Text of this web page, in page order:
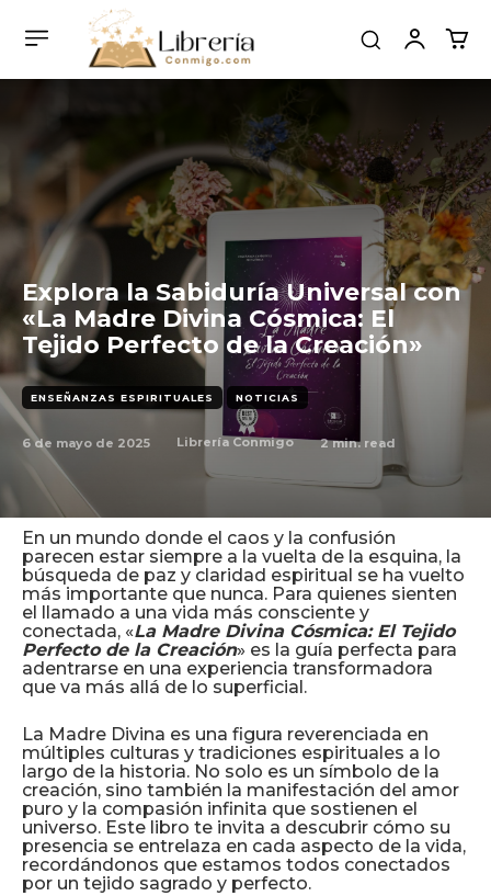
Explora la Sabiduría Universal con
«La Madre Divina Cósmica: El
Tejido Perfecto de la Creación»
ENSEÑANZAS ESPIRITUALES NOTICIAS
6 de mayo de 2025 Librería Conmigo 2min. read
En un mundo donde el caos y la confusión
parecen estar siempre a la vuelta de la esquina, la
búsqueda de paz y claridad espiritual se ha vuelto
más importante que nunca. Para quienes sienten
el llamado a una vida más consciente y
conectada, «La Madre Divina Cósmica: El Tejido
Perfecto de la Creación» es la guía perfecta para
adentrarse en una experiencia transformadora
que va más allá de lo superficial.
La Madre Divina es una figura reverenciada en
múltiples culturas y tradiciones espirituales a lo
largo de la historia. No solo es un símbolo de la
creación, sino también la manifestación del amor
puro y la compasión infinita que sostienen el
universo. Este libro te invita a descubrir cómo su
presencia se entrelaza en cada aspecto de la vida,
recordándonos que estamos todos conectados
por un tejido sagrado y perfecto.